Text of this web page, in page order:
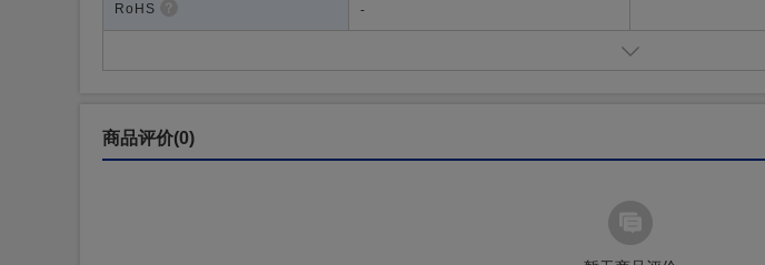
RoHS -
商品评价(0)